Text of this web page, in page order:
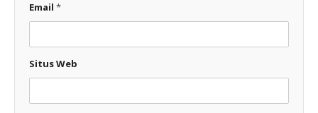
Email *
Situs Web